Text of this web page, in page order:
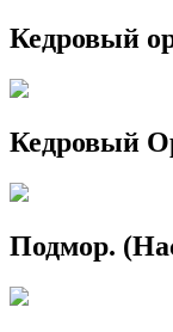
Кедровый
Кедровый
Подмор.